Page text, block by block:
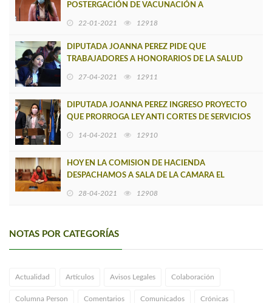
POSTERGACIÓN DE VACUNACIÓN A
22-01-2021 12918
DIPUTADA JOANNA PEREZ PIDE QUE
TRABAJADORES A HONORARIOS DE LA SALUD
27-04-2021 12911
DIPUTADA JOANNA PEREZ INGRESO PROYECTO
QUE PRORROGA LEY ANTI CORTES DE SERVICIOS
14-04-2021 12910
HOY EN LA COMISION DE HACIENDA
DESPACHAMOS A SALA DE LA CAMARA EL
28-04-2021 12908
NOTAS POR CATEGORÍAS
Actualidad Artículos Avisos Legales Colaboración
Columna Person Comentarios Comunicados Crónicas